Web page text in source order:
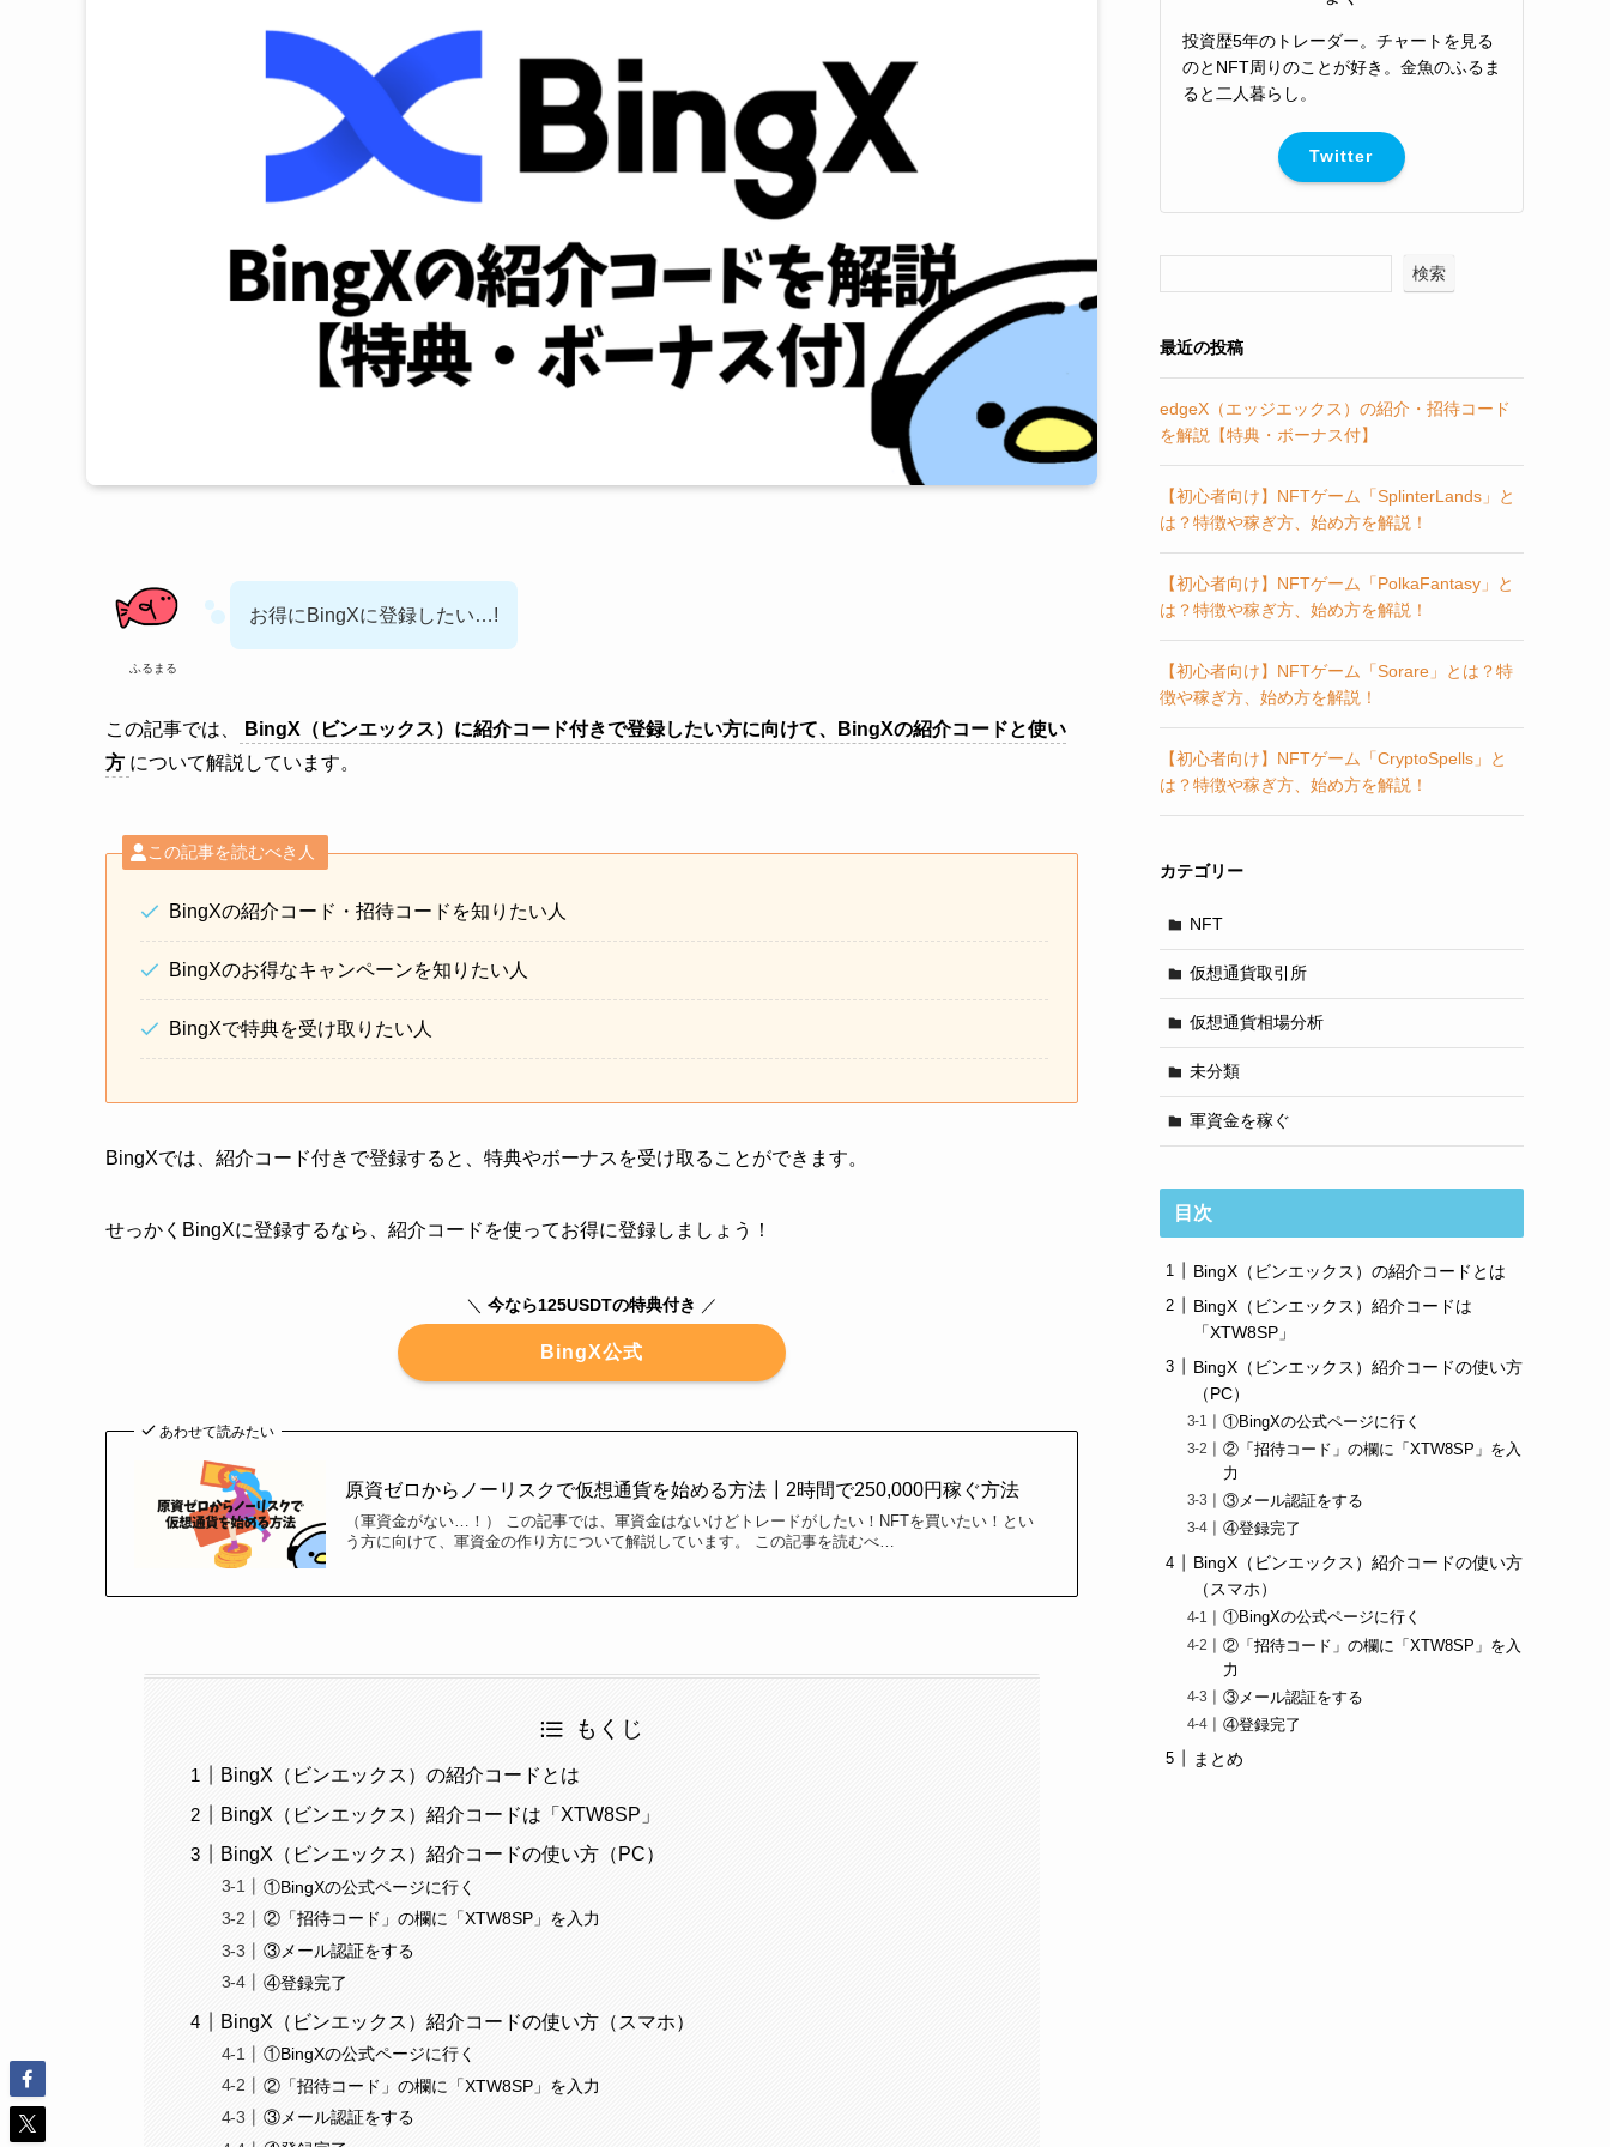
ふるまる
お得にBingXに登録したい…!
この記事では、
BingX（ビンエックス）に紹介コード付きで登録したい方に向けて、BingXの紹介コードと使い
方 について解説しています。
この記事を読むべき人
BingXの紹介コード・招待コードを知りたい人
BingXのお得なキャンペーンを知りたい人
BingXで特典を受け取りたい人
BingXでは、紹介コード付きで登録すると、特典やボーナスを受け取ることができます。
せっかくBingXに登録するなら、紹介コードを使ってお得に登録しましょう！
＼ 今なら125USDTの特典付き ／
BingX公式
あわせて読みたい
原資ゼロからノーリスクで仮想通貨を始める方法┃2時間で250,000円稼ぐ方法
（軍資金がない…！） この記事では、軍資金はないけどトレードがしたい！NFTを買いたい！とい
う方に向けて、軍資金の作り方について解説しています。 この記事を読むべ…
もくじ
BingX（ビンエックス）の紹介コードとは
BingX（ビンエックス）紹介コードは「XTW8SP」
BingX（ビンエックス）紹介コードの使い方（PC）
①BingXの公式ページに行く
②「招待コード」の欄に「XTW8SP」を入力
③メール認証をする
④登録完了
BingX（ビンエックス）紹介コードの使い方（スマホ）
①BingXの公式ページに行く
②「招待コード」の欄に「XTW8SP」を入力
③メール認証をする
投資歴5年のトレーダー。チャートを見る
のとNFT周りのことが好き。金魚のふるま
ると二人暮らし。
Twitter
検索
最近の投稿
edgeX（エッジエックス）の紹介・招待コード
を解説【特典・ボーナス付】
【初心者向け】NFTゲーム「SplinterLands」と
は？特徴や稼ぎ方、始め方を解説！
【初心者向け】NFTゲーム「PolkaFantasy」と
は？特徴や稼ぎ方、始め方を解説！
【初心者向け】NFTゲーム「Sorare」とは？特
徴や稼ぎ方、始め方を解説！
【初心者向け】NFTゲーム「CryptoSpells」と
は？特徴や稼ぎ方、始め方を解説！
カテゴリー
NFT
仮想通貨取引所
仮想通貨相場分析
未分類
軍資金を稼ぐ
目次
BingX（ビンエックス）の紹介コードとは
BingX（ビンエックス）紹介コードは
「XTW8SP」
BingX（ビンエックス）紹介コードの使い方
（PC）
①BingXの公式ページに行く
②「招待コード」の欄に「XTW8SP」を入
力
③メール認証をする
④登録完了
BingX（ビンエックス）紹介コードの使い方
（スマホ）
①BingXの公式ページに行く
②「招待コード」の欄に「XTW8SP」を入
力
③メール認証をする
④登録完了
まとめ